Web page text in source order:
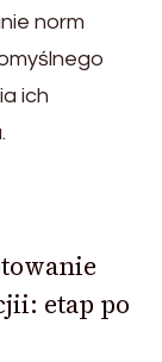
norm
ich
etap po